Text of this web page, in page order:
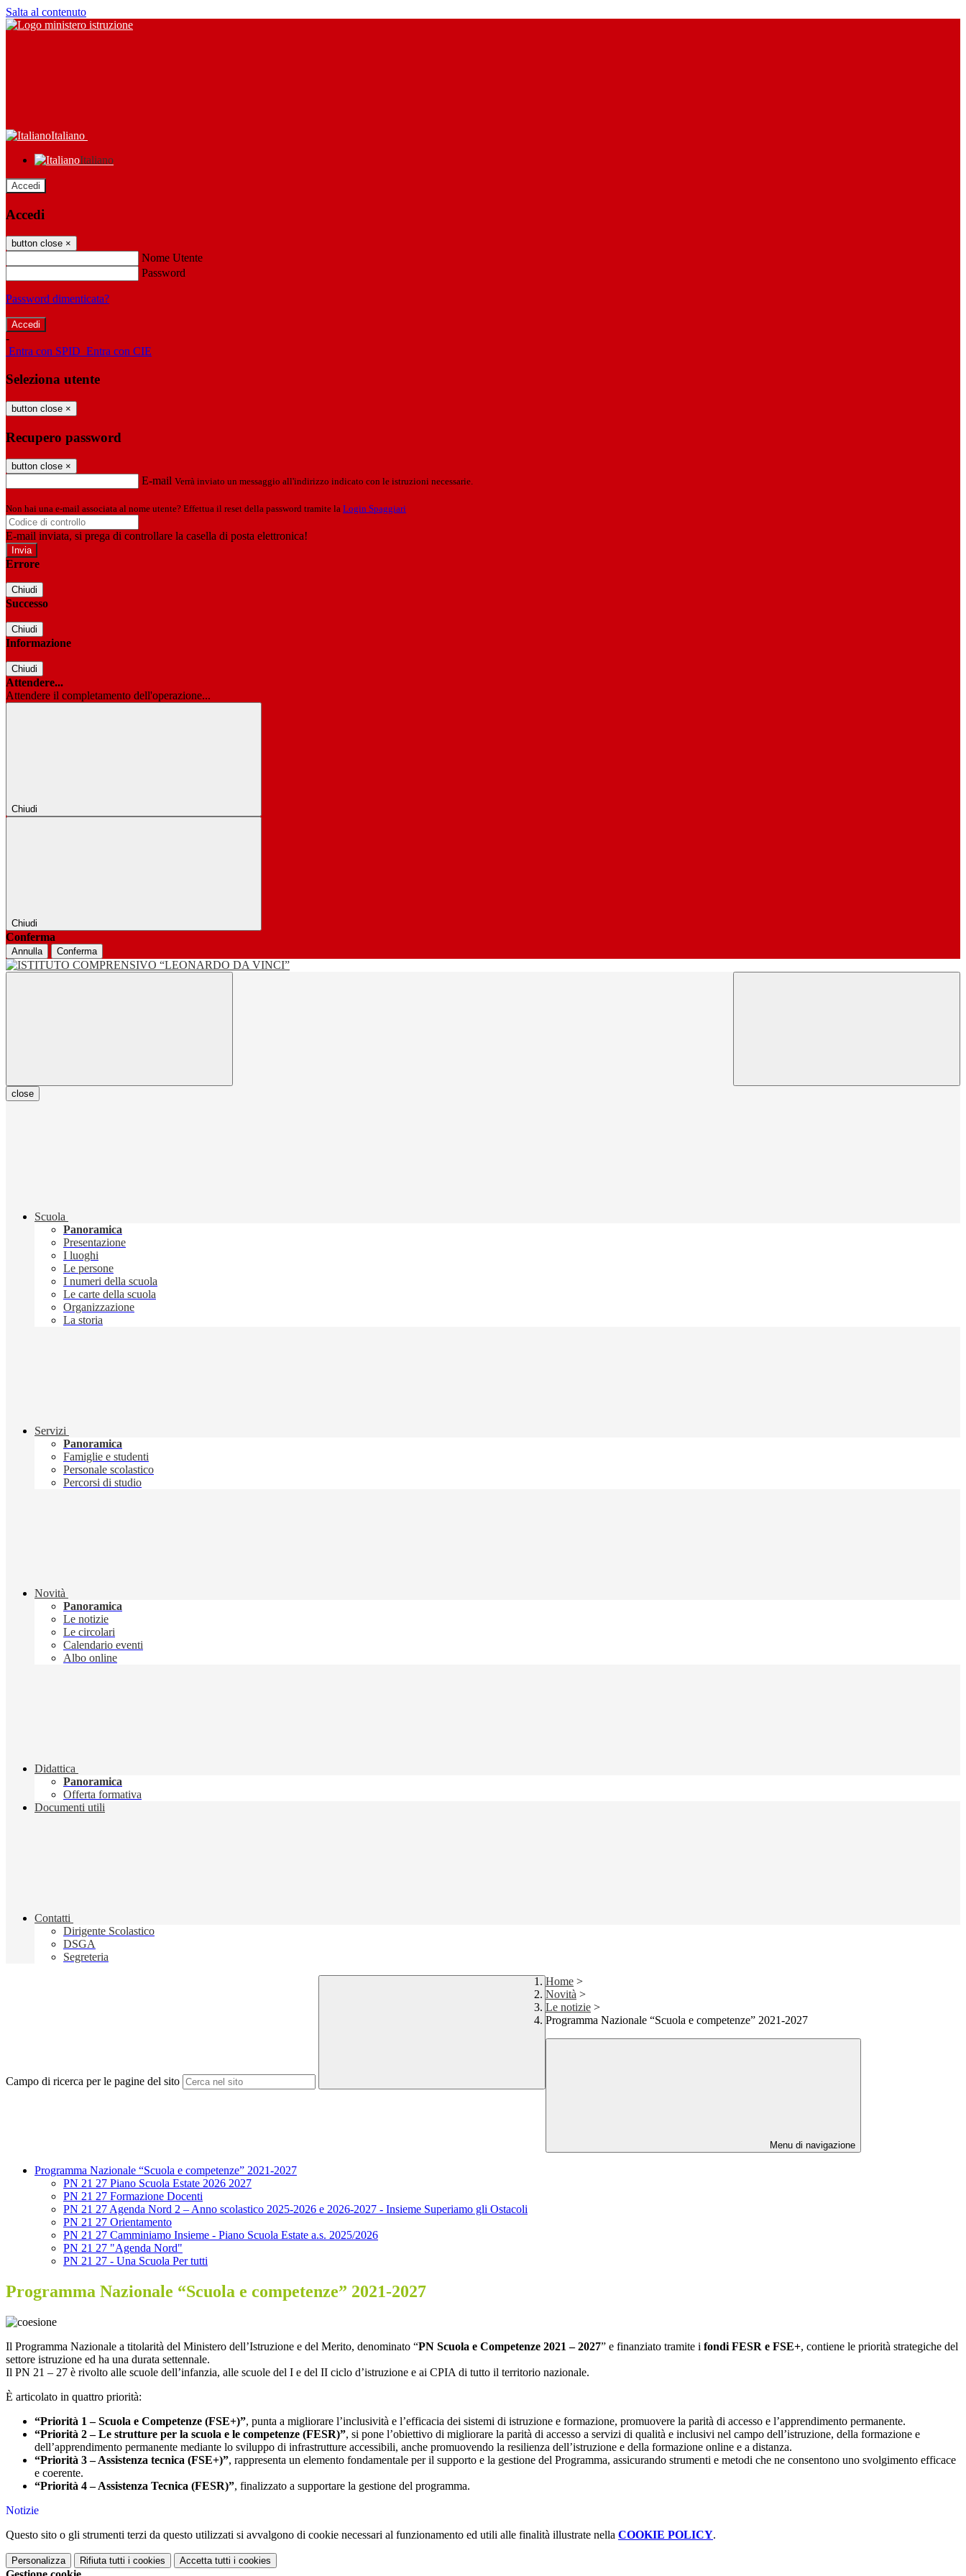
Salta al contenuto
Italiano
Italiano
Accedi
Accedi
button close ×
Nome Utente
Password
Password dimenticata?
-
Entra con SPID Entra con CIE
Seleziona utente
button close ×
Recupero password
button close ×
E-mail Verrà inviato un messaggio all'indirizzo indicato con le istruzioni necessarie.
Non hai una e-mail associata al nome utente? Effettua il reset della password tramite la Login Spaggiari
E-mail inviata, si prega di controllare la casella di posta elettronica!
Errore
Chiudi
Successo
Chiudi
Informazione
Chiudi
Attendere...
Attendere il completamento dell'operazione...
Chiudi
Chiudi
Conferma
Annulla Conferma
close
Scuola
Panoramica
Presentazione
I luoghi
Le persone
I numeri della scuola
Le carte della scuola
Organizzazione
La storia
Servizi
Panoramica
Famiglie e studenti
Personale scolastico
Percorsi di studio
Novità
Panoramica
Le notizie
Le circolari
Calendario eventi
Albo online
Didattica
Panoramica
Offerta formativa
Documenti utili
Contatti
Dirigente Scolastico
DSGA
Segreteria
Campo di ricerca per le pagine del sito
Home >
Novità >
Le notizie >
Programma Nazionale “Scuola e competenze” 2021-2027
Menu di navigazione
Programma Nazionale “Scuola e competenze” 2021-2027
PN 21 27 Piano Scuola Estate 2026 2027
PN 21 27 Formazione Docenti
PN 21 27 Agenda Nord 2 – Anno scolastico 2025-2026 e 2026-2027 - Insieme Superiamo gli Ostacoli
PN 21 27 Orientamento
PN 21 27 Camminiamo Insieme - Piano Scuola Estate a.s. 2025/2026
PN 21 27 "Agenda Nord"
PN 21 27 - Una Scuola Per tutti
Programma Nazionale “Scuola e competenze” 2021-2027
Il Programma Nazionale a titolarità del Ministero dell’Istruzione e del Merito, denominato “PN Scuola e Competenze 2021 – 2027” e finanziato tramite i fondi FESR e FSE+, contiene le priorità strategiche del
settore istruzione ed ha una durata settennale.
Il PN 21 – 27 è rivolto alle scuole dell’infanzia, alle scuole del I e del II ciclo d’istruzione e ai CPIA di tutto il territorio nazionale.
È articolato in quattro priorità:
“Priorità 1 – Scuola e Competenze (FSE+)”, punta a migliorare l’inclusività e l’efficacia dei sistemi di istruzione e formazione, promuovere la parità di accesso e l’apprendimento permanente.
“Priorità 2 – Le strutture per la scuola e le competenze (FESR)”, si pone l’obiettivo di migliorare la parità di accesso a servizi di qualità e inclusivi nel campo dell’istruzione, della formazione e
dell’apprendimento permanente mediante lo sviluppo di infrastrutture accessibili, anche promuovendo la resilienza dell’istruzione e della formazione online e a distanza.
“Priorità 3 – Assistenza tecnica (FSE+)”, rappresenta un elemento fondamentale per il supporto e la gestione del Programma, assicurando strumenti e metodi che ne consentono uno svolgimento efficace
e coerente.
“Priorità 4 – Assistenza Tecnica (FESR)”, finalizzato a supportare la gestione del programma.
Notizie
Questo sito o gli strumenti terzi da questo utilizzati si avvalgono di cookie necessari al funzionamento ed utili alle finalità illustrate nella COOKIE POLICY.
Personalizza Rifiuta tutti i cookies Accetta tutti i cookies